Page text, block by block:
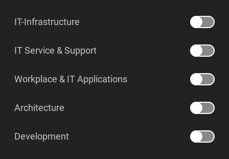
IT-Infrastructure
IT Service & Support
Workplace & IT Applications
Architecture
Development